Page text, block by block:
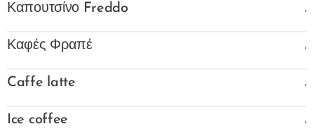
Καπουτσίνο Freddo .
Καφές Φραπέ .
Caffe latte .
Ice coffee .